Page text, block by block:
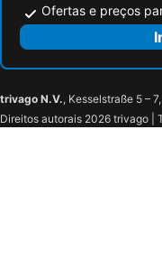
Vênus Inn Motel
Pousada Guarulhos
Charlott Hotel
Ofertas e preços
trivago N.V., Kesselstraße 5 –
Direitos autorais 2026 trivago |